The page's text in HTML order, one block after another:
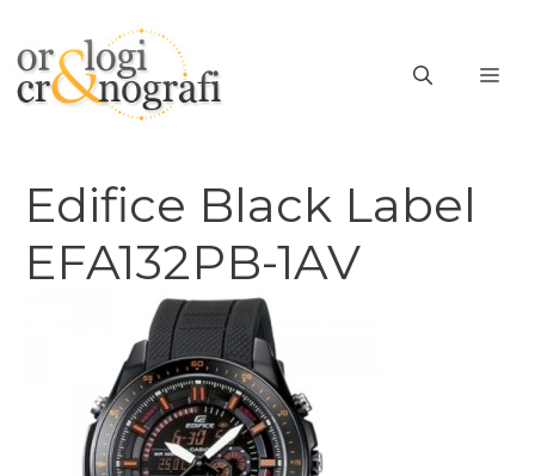
contenuto
Edifice Black Label
EFA132PB-1AV